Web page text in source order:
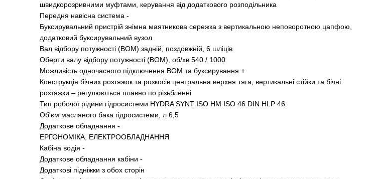
швидкорозривними муфтами, керування від додаткового розподільника
Передня навісна система -
Буксирувальний пристрій знімна маятникова сережка з вертикальною неповоротною цапфою,
додатковий буксирувальний вузол
Вал відбору потужності (ВОМ) задній, поздовжній, 6 шліців
Оберти валу відбору потужності (ВОМ), об/хв 540 / 1000
Можливість одночасного підключення ВОМ та буксирування +
Конструкція бічних розтяжок та розкосів центральна верхня тяга, вертикальні стійки та бічні
розтяжки – регулюються плавно по різьбленні
Тип робочої рідини гідросистеми HYDRA SYNT ISO НМ ISO 46 DIN HLP 46
Об'єм масляного бака гідросистеми, л 6,5
Додаткове обладнання -
ЕРГОНОМІКА, ЕЛЕКТРООБЛАДНАННЯ
Кабіна водія -
Додаткове обладнання кабіни -
Додаткові підніжки з обох сторін